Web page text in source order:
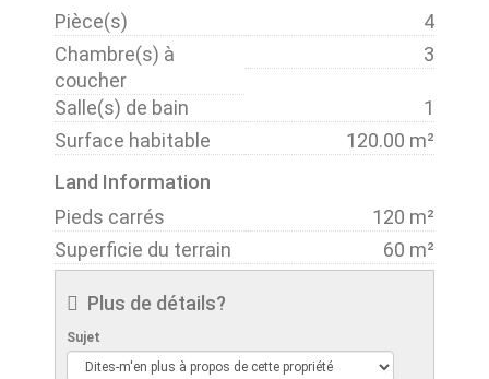
Pièce(s)
4
Chambre(s) à
coucher
3
Salle(s) de bain
1
Surface habitable
120.00 m²
Land Information
Pieds carrés
120 m²
Superficie du terrain
60 m²
Plus de détails?
Sujet